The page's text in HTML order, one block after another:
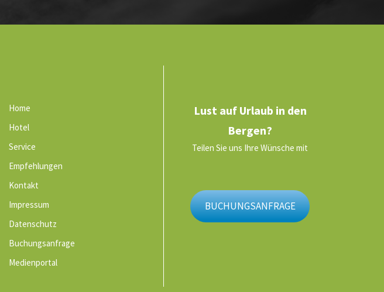
Home
Hotel
Service
Empfehlungen
Kontakt
Impressum
Datenschutz
Buchungsanfrage
Medienportal
Lust auf Urlaub in den
Bergen?
Teilen Sie uns Ihre Wünsche mit
BUCHUNGSANFRAGE